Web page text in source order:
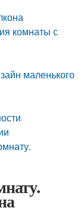
комнаты с
маленького